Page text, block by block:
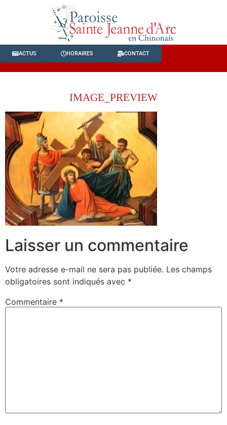
ACTUS HORAIRES CONTACT
IMAGE_PREVIEW
Laisser un commentaire
Votre adresse e-mail ne sera pas publiée. Les champs
obligatoires sont indiqués avec *
Commentaire *